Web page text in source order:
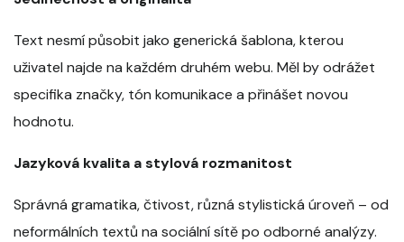
Text nesmí působit jako generická šablona, kterou
uživatel najde na každém druhém webu. Měl by odrážet
specifika značky, tón komunikace a přinášet novou
hodnotu.
Jazyková kvalita a stylová rozmanitost
Správná gramatika, čtivost, různá stylistická úroveň – od
neformálních textů na sociální sítě po odborné analýzy.